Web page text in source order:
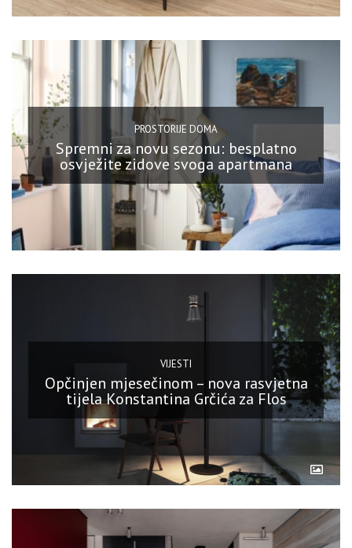
PROSTORIJE DOMA
Spremni za novu sezonu: besplatno
osvježite zidove svoga apartmana
VIJESTI
Opčinjen mjesečinom – nova rasvjetna
tijela Konstantina Grčića za Flos